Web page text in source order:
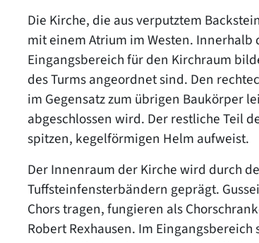
Die Kirche, die aus verputztem
mit einem Atrium im Westen.
Eingangsbereich für den Kirchraum
des Turms angeordnet sind. Den
im Gegensatz zum übrigen Baukörper
abgeschlossen wird. Der restliche Teil
spitzen, kegelförmigen Helm aufweist.
Der Innenraum der Kirche wird durch
Tuffsteinfensterbändern geprägt.
Chors tragen, fungieren als
Robert Rexhausen. Im